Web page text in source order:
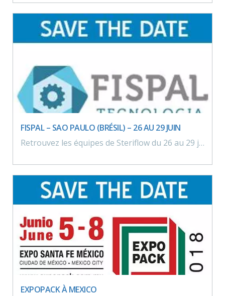
FISPAL – SAO PAULO (BRÉSIL) – 26 AU 29 JUIN
Retrouvez les équipes de Steriflow du 26 au 29 juin 2018 au Brésil à l’occasion du salon Fispal.
EXPOPACK À MEXICO